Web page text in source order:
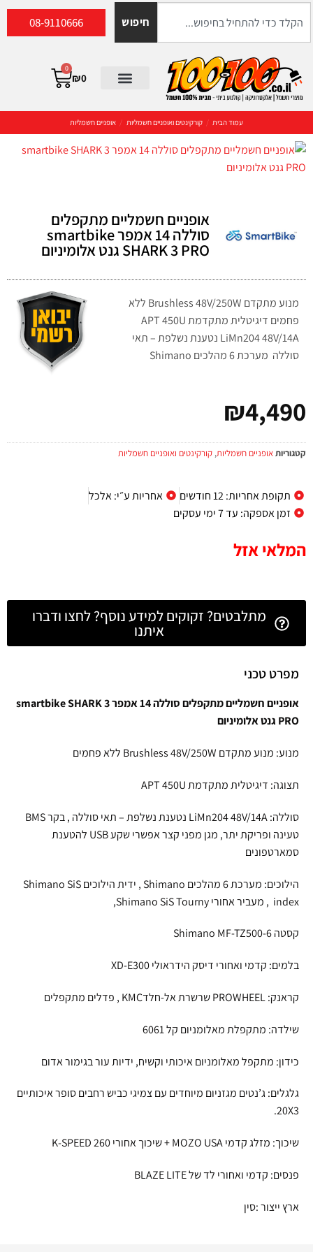
חיפוש 08-9110666
₪0
0
עמוד הבית / קורקינטים ואופניים חשמליות / אופניים חשמליות
אופניים חשמליים מתקפלים
סוללה 14 אמפר smartbike
SHARK 3 PRO גנט אלומיניום
מנוע מתקדם Brushless 48V/250W ללא
פחמים דיגיטלית מתקדמת APT 450U
LiMn204 48V/14A נטענת נשלפת – תאי
סוללה מערכת 6 מהלכים Shimano
₪4,490
קטגוריותאופניים חשמליות, קורקינטים ואופניים חשמליות
תקופת אחריות: 12 חודשים
אחריות ע״י: אלכל
זמן אספקה: עד 7 ימי עסקים
המלאי אזל
מתלבטים? זקוקים למידע נוסף? לחצו ודברו
איתנו
מפרט טכני
אופניים חשמליים מתקפלים סוללה 14 אמפר smartbike SHARK 3
PRO גנט אלומיניום
מנוע: מנוע מתקדם Brushless 48V/250W ללא פחמים
תצוגה: דיגיטלית מתקדמת APT 450U
סוללה: LiMn204 48V/14A נטענת נשלפת – תאי סוללה , בקר BMS
טעינה ופריקת יתר, מגן מפני קצר אפשרי שקע USB להטענת
סמארטפונים
הילוכים: מערכת 6 מהלכים Shimano , ידית הילוכים Shimano SiS
index , מעביר אחורי Shimano SiS Tourny,
קסטה Shimano MF-TZ500-6
בלמים: קדמי ואחורי דיסק הידראולי XD-E300
קראנק: PROWHEEL שרשרת אל-חלדKMC , פדלים מתקפלים
שילדה: מתקפלת מאלומניום קל 6061
כידון: מתקפל מאלומניום איכותי וקשיח, ידיות עור בגימור אדום
גלגלים: ג’נטים מגזניום מיוחדים עם צמיגי כביש רחבים סופר איכותיים
20X3.
שיכוך: מזלג קדמי MOZO USA + שיכוך אחורי K-SPEED 260
פנסים: קדמי ואחורי לד של BLAZE LITE
ארץ ייצור :סין